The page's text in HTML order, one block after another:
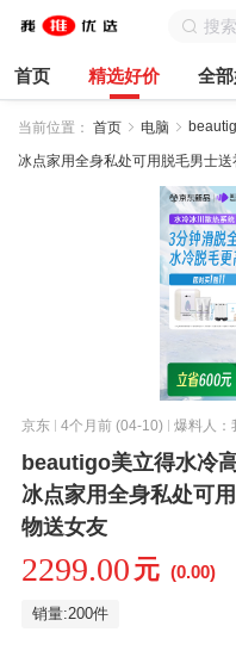
首页 精选好价 全
当前位置： 首页 电脑
冰点家用全身私处可用脱毛男士
京东 4个月前 (04-10) 爆料人：
beautigo美立得水冷
冰点家用全身私处可
物送女友
2299.00 元 (0.00)
销量:200件